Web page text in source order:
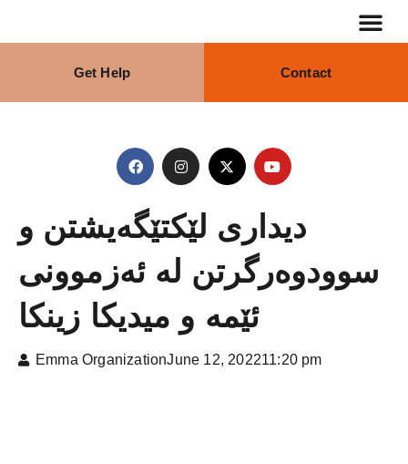
Get Help Contact
دیدارى لێکتێگەیشتن و
سوودوەرگرتن لە ئەزموونى
ئێمە و میدیکا زینکا
Emma OrganizationJune 12, 202211:20 pm